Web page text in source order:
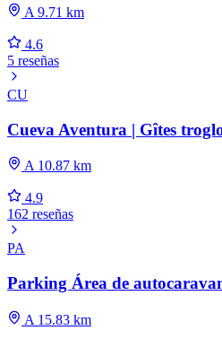
A 9.71 km
4.6
5 reseñas
CU
Cueva Aventura | Gîtes
A 10.87 km
4.9
162 reseñas
PA
Parking Área de
A 15.83 km